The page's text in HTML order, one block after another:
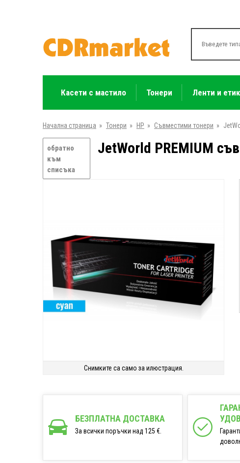
Касети с мастило Тонери Ленти и
Начална страница » Тонери » HP » Съвместими тонери »
обратно
към
списъка
JetWorld PREMIUM
Снимките са само за илюстрация.
БЕЗПЛАТНА ДОСТАВКА
За всички поръчки над 125 €.